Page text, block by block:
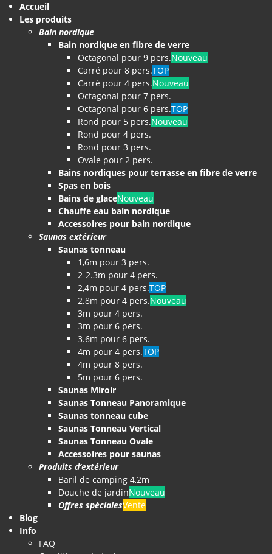
Accueil
Les produits
Bain nordique
Bain nordique en fibre de verre
Octagonal pour 9 pers.Nouveau
Carré pour 8 pers.TOP
Carré pour 4 pers.Nouveau
Octagonal pour 7 pers.
Octagonal pour 6 pers.TOP
Rond pour 5 pers.Nouveau
Rond pour 4 pers.
Rond pour 3 pers.
Ovale pour 2 pers.
Bains nordiques pour terrasse en fibre de verre
Spas en bois
Bains de glaceNouveau
Chauffe eau bain nordique
Accessoires pour bain nordique
Saunas extérieur
Saunas tonneau
1,6m pour 3 pers.
2-2.3m pour 4 pers.
2,4m pour 4 pers.TOP
2.8m pour 4 pers.Nouveau
3m pour 4 pers.
3m pour 6 pers.
3.6m pour 6 pers.
4m pour 4 pers.TOP
4m pour 8 pers.
5m pour 6 pers.
Saunas Miroir
Saunas Tonneau Panoramique
Saunas tonneau cube
Saunas Tonneau Vertical
Saunas Tonneau Ovale
Accessoires pour saunas
Produits d’extérieur
Baril de camping 4,2m
Douche de jardinNouveau
Offres spécialesVente
Blog
Info
FAQ